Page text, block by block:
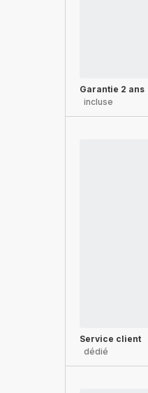
Garantie 2 ans
incluse
Service client
dédié